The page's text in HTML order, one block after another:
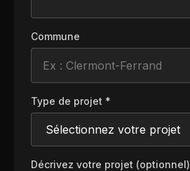
Commune
Type de projet *
Décrivez votre projet (optionnel)